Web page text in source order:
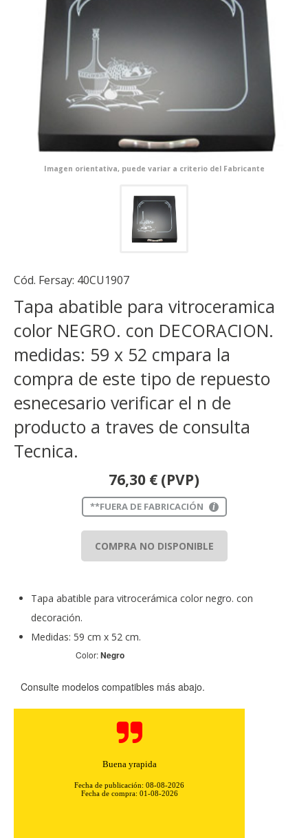
Imagen orientativa, puede variar a criterio del Fabricante
Cód. Fersay: 40CU1907
Tapa abatible para vitroceramica
color NEGRO. con DECORACION.
medidas: 59 x 52 cmpara la
compra de este tipo de repuesto
esnecesario verificar el n de
producto a traves de consulta
Tecnica.
76,30 € (PVP)
**FUERA DE FABRICACIÓN i
COMPRA NO DISPONIBLE
Tapa abatible para vitrocerámica color negro. con
decoración.
Medidas: 59 cm x 52 cm.
Color:Negro
Consulte modelos compatibles más abajo.
Buena yrapida
Fecha de publicación: 08-08-2026
Fecha de compra: 01-08-2026
HABILITAR TODO RECHAZAR TODO
Cookies necesarias
funcione y no se pueden desactivar en nuestros sistemas.
sobre estas cookies, pero alguna áreas del sitio no
funcionarán. Estas cookies no almacenan ninguna